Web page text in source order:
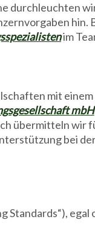
durchleuchten
hin.
im
mit
mbH
übermitteln wir
bei
egal